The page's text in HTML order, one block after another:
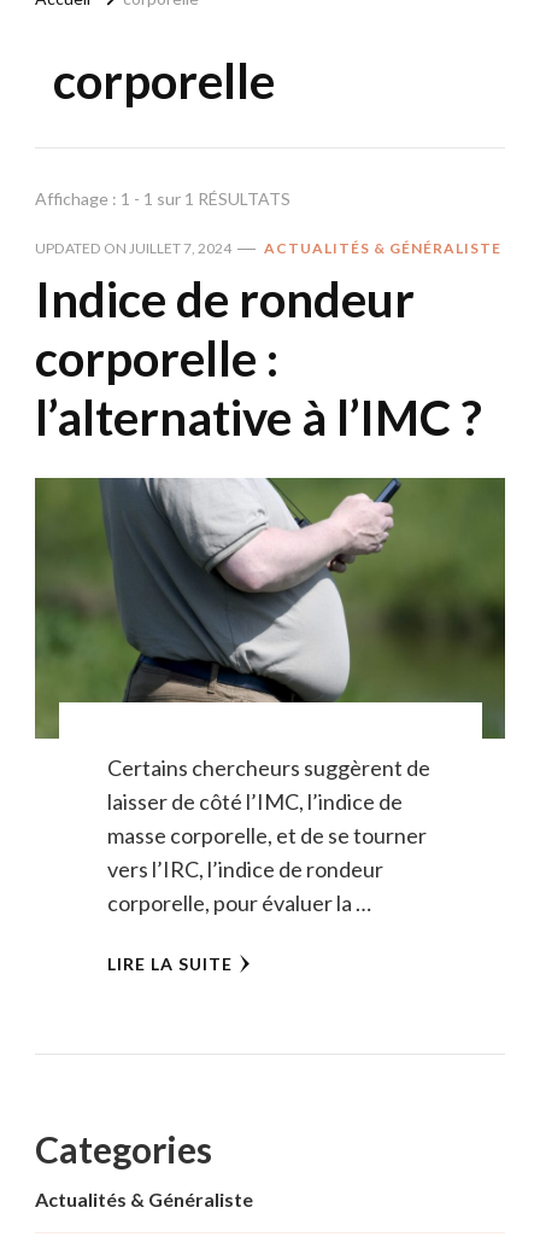
corporelle
Affichage : 1 - 1 sur 1 RÉSULTATS
UPDATED ON JUILLET 7, 2024 ACTUALITÉS & GÉNÉRALISTE
Indice de rondeur
corporelle :
l’alternative à l’IMC ?
Certains chercheurs suggèrent de
laisser de côté l’IMC, l’indice de
masse corporelle, et de se tourner
vers l’IRC, l’indice de rondeur
corporelle, pour évaluer la …
LIRE LA SUITE
Categories
Actualités & Généraliste